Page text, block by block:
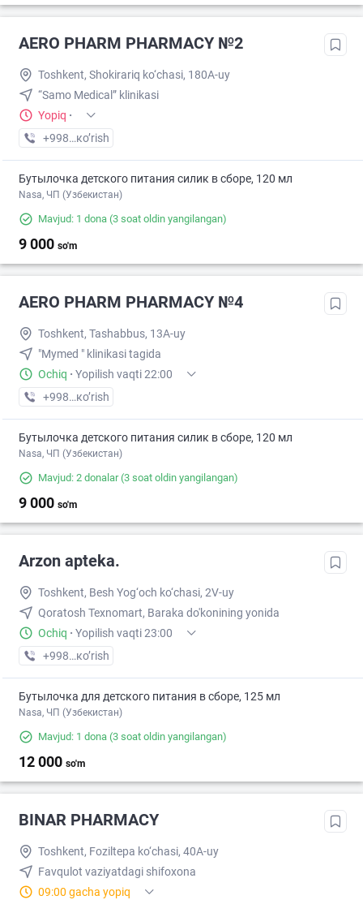
AERO PHARM PHARMACY №2
Toshkent, Shokirariq ko‘chasi, 180A-uy
“Samo Medical” klinikasi
Yopiq ·
+998 (70) XXX-XX-XX
кo’rish
Бутылочка детского питания силик в сборе, 120 мл
Nasa, ЧП (Узбекистан)
Mavjud: 1 dona (3 soat oldin yangilangan)
9 000 so'm
AERO PHARM PHARMACY №4
Toshkent, Tashabbus, 13A-uy
"Mymed " klinikasi tagida
Ochiq · Yopilish vaqti 22:00
+998 (70) XXX-XX-XX
кo’rish
Бутылочка детского питания силик в сборе, 120 мл
Nasa, ЧП (Узбекистан)
Mavjud: 2 donalar(3 soat oldin yangilangan)
9 000 so'm
Arzon apteka.
Toshkent, Besh Yog‘och ko‘chasi, 2V-uy
Qoratosh Texnomart, Baraka do'konining yonida
Ochiq · Yopilish vaqti 23:00
+998 (93) XXX-XX-XX
кo’rish
Бутылочка для детского питания в сборе, 125 мл
Nasa, ЧП (Узбекистан)
Mavjud: 1 dona (3 soat oldin yangilangan)
12 000 so'm
BINAR PHARMACY
Toshkent, Foziltepa ko‘chasi, 40A-uy
Favqulot vaziyatdagi shifoxona
09:00 gacha yopiq